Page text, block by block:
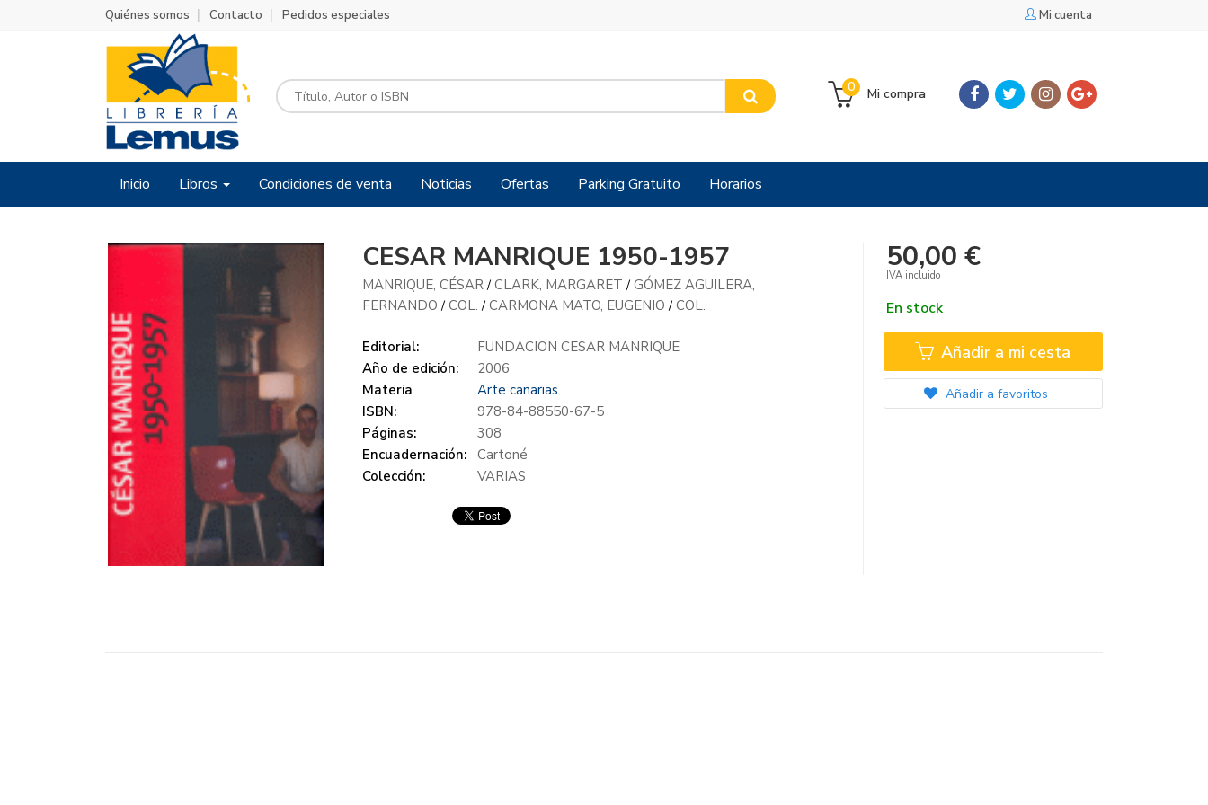
Mi cuenta
Quiénes somos Contacto Pedidos especiales
Mi compra
0
Inicio Libros Condiciones de venta Noticias Ofertas Parking Gratuito Horarios
CESAR MANRIQUE 1950-1957
MANRIQUE, CÉSAR/ CLARK, MARGARET/ GÓMEZ AGUILERA,
FERNANDO/ COL./ CARMONA MATO, EUGENIO/ COL.
Editorial:
FUNDACION CESAR MANRIQUE
Año de edición:
2006
Materia
Arte canarias
ISBN:
978-84-88550-67-5
Páginas:
308
Encuadernación:
Cartoné
Colección:
VARIAS
50,00 €
IVA incluido
En stock
Añadir a mi cesta
Añadir a favoritos